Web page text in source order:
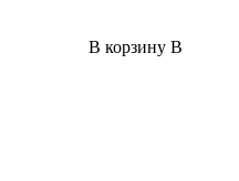
В корзину В